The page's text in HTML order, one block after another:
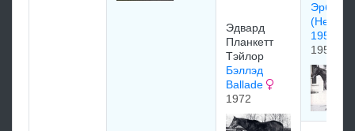
Эдвaрд
Плaнкeтт
Тэйлoр
Бэллэд
Ballade
1972
1956)
1956